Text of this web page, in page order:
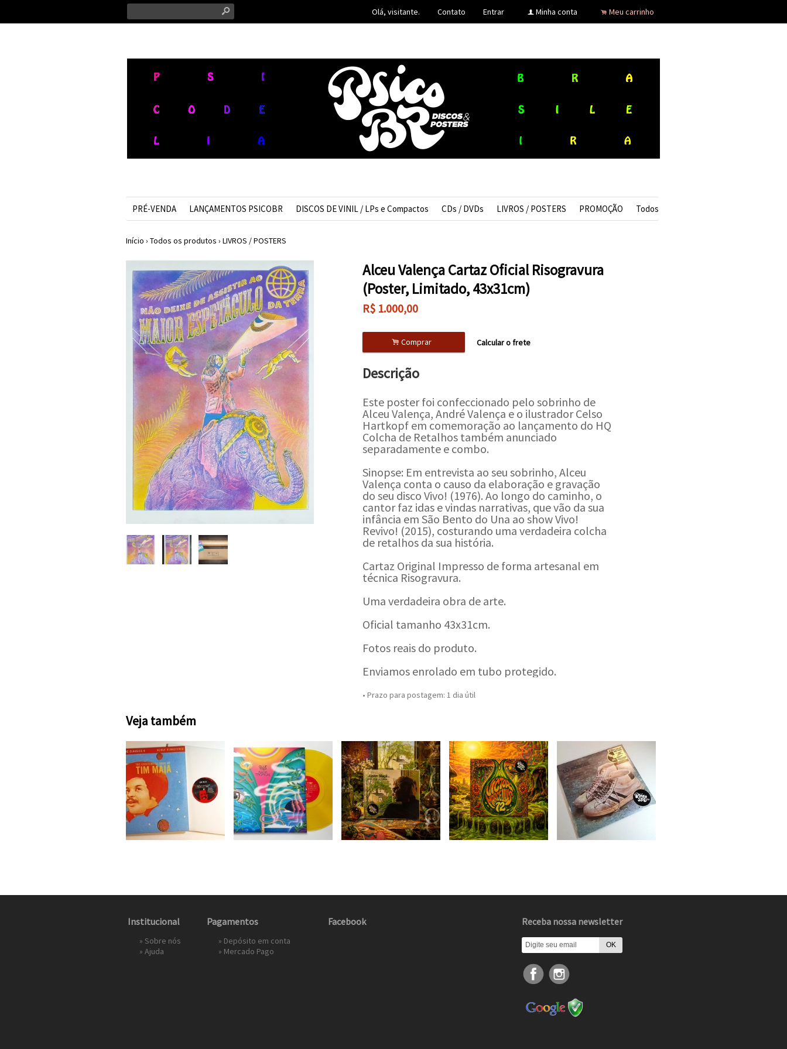
s Olá, visitante. Contato Entrar f Minha conta . Meu carrinho
PRÉ-VENDA LANÇAMENTOS PSICOBR DISCOS DE VINIL / LPs e Compactos CDs / DVDs LIVROS / POSTERS PROMOÇÃO Todos
Início › Todos os produtos › LIVROS / POSTERS
Alceu Valença Cartaz Oficial Risogravura
(Poster, Limitado, 43x31cm)
R$ 1.000,00
. Comprar Calcular o frete
Descrição
Este poster foi confeccionado pelo sobrinho de
Alceu Valença, André Valença e o ilustrador Celso
Hartkopf em comemoração ao lançamento do HQ
Colcha de Retalhos também anunciado
separadamente e combo.
Sinopse: Em entrevista ao seu sobrinho, Alceu
Valença conta o causo da elaboração e gravação
do seu disco Vivo! (1976). Ao longo do caminho, o
cantor faz idas e vindas narrativas, que vão da sua
infância em São Bento do Una ao show Vivo!
Revivo! (2015), costurando uma verdadeira colcha
de retalhos da sua história.
Cartaz Original Impresso de forma artesanal em
técnica Risogravura.
Uma verdadeira obra de arte.
Oficial tamanho 43x31cm.
Fotos reais do produto.
Enviamos enrolado em tubo protegido.
• Prazo para postagem: 1 dia útil
Veja também
Institucional
» Sobre nós
» Ajuda
Pagamentos
» Depósito em conta
» Mercado Pago
Facebook Receba nossa newsletter